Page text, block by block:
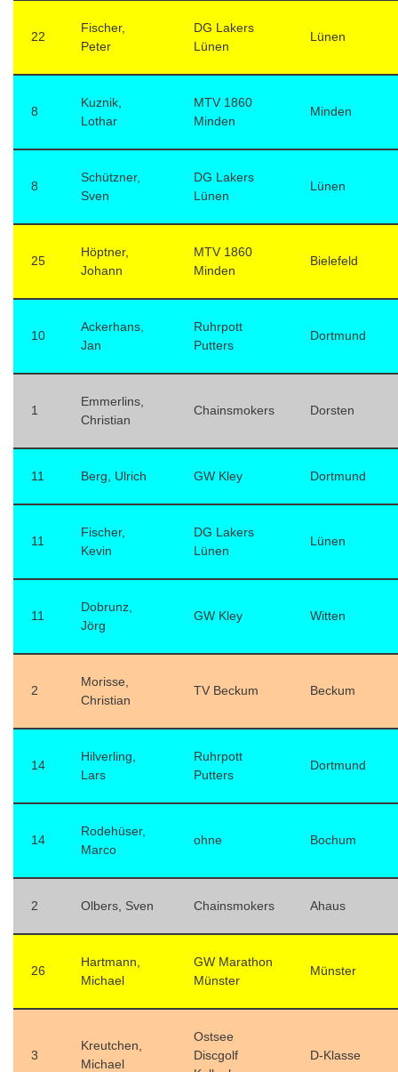
22
Fischer,
Peter
DG Lakers
Lünen
Lünen
8
Kuznik,
Lothar
MTV 1860
Minden
Minden
8
Schützner,
Sven
DG Lakers
Lünen
Lünen
25
Höptner,
Johann
MTV 1860
Minden
Bielefeld
10
Ackerhans,
Jan
Ruhrpott
Putters
Dortmund
1
Emmerlins,
Christian
Chainsmokers Dorsten
11 Berg, Ulrich GW Kley Dortmund
11
Fischer,
Kevin
DG Lakers
Lünen
Lünen
11
Dobrunz,
Jörg
GW Kley Witten
2
Morisse,
Christian
TV Beckum Beckum
14
Hilverling,
Lars
Ruhrpott
Putters
Dortmund
14
Rodehüser,
Marco
ohne Bochum
2 Olbers, Sven Chainsmokers Ahaus
26
Hartmann,
Michael
GW Marathon
Münster
Münster
3
Kreutchen,
Michael
Ostsee
Discgolf
D-Klasse